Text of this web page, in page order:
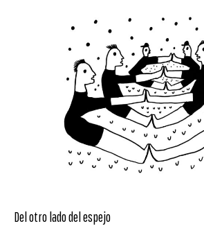
Del otro lado del espejo